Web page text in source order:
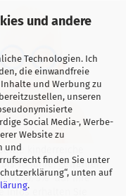
und andere
Technologien. Ich
die einwandfreie
und Werbung zu
unseren
Social Media-, Werbe-
Website zu
und
finden Sie unter
unten auf
.
kinderreiche
18 Jahre! gewähren
mind. 5%* auf Ihre
Infos erhalten Sie